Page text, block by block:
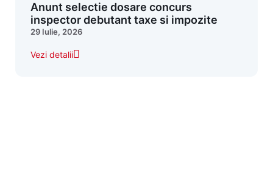
Anunt selectie dosare concurs
inspector debutant taxe si impozite
29 Iulie, 2026
Vezi detalii